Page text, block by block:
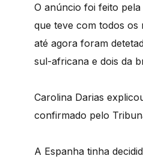
O anúncio foi feito
que teve com todos os
até agora foram
sul-africana e dois da
Carolina Darias
confirmado pelo
A Espanha tinha